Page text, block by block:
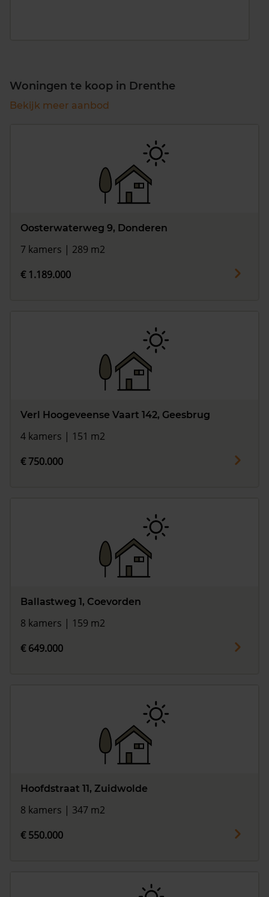
Woningen te koop in Drenthe
Bekijk meer aanbod
Oosterwaterweg 9, Donderen
7 kamers | 289 m2
€ 1.189.000
Verl Hoogeveense Vaart 142, Geesbrug
4 kamers | 151 m2
€ 750.000
Ballastweg 1, Coevorden
8 kamers | 159 m2
€ 649.000
Hoofdstraat 11, Zuidwolde
8 kamers | 347 m2
€ 550.000